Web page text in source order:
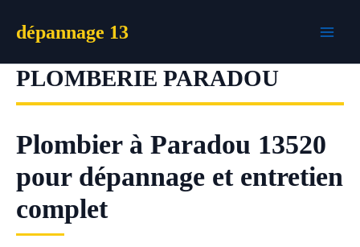
dépannage 13
PLOMBERIE PARADOU
Plombier à Paradou 13520
pour dépannage et entretien
complet